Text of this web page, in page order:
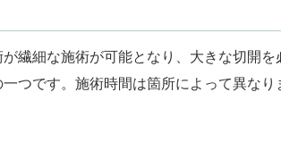
繊細な施術が可能となり、大きな切開を
つです。施術時間は箇所によって異なり